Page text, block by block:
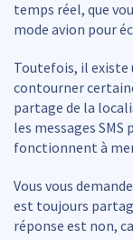
temps réel, que
mode avion pour
Toutefois, il existe
contourner
partage de la
les messages SMS
fonctionnent à
Vous vous
est toujours
réponse est non,